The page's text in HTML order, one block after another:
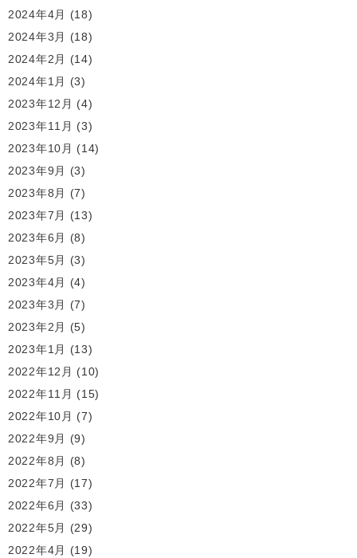
2024年4月
(18)
2024年3月
(18)
2024年2月
(14)
2024年1月
(3)
2023年12月 (4)
2023年11月 (3)
2023年10月 (14)
2023年9月
(3)
2023年8月
(7)
2023年7月
(13)
2023年6月
(8)
2023年5月
(3)
2023年4月
(4)
2023年3月
(7)
2023年2月
(5)
2023年1月
(13)
2022年12月 (10)
2022年11月 (15)
2022年10月 (7)
2022年9月
(9)
2022年8月
(8)
2022年7月
(17)
2022年6月
(33)
2022年5月
(29)
2022年4月
(19)